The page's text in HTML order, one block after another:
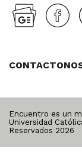
CONTACTO
Encuentro es un
Universidad
Reservados 2026